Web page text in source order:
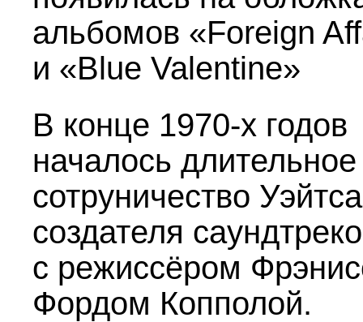
альбомов «Foreign
и «Blue Valentine»
В конце 1970-х годов
началось длительное
сотруничество
создателя
с режиссёром
Фордом Копполой.